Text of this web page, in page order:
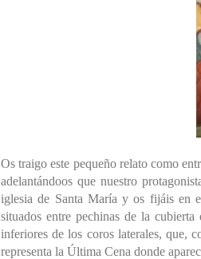
Os traigo este pequeño relato como
adelantándoos que nuestro
iglesia de Santa María y os fijáis en
situados entre pechinas de la
inferiores de los coros laterales, que,
representa la Última Cena donde